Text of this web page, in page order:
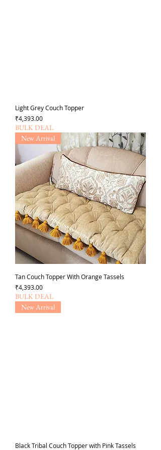
Light Grey Couch Topper
価格
₹4,393.00
BULK DEAL
New Arrival
Tan Couch Topper With Orange Tassels
価格
₹4,393.00
BULK DEAL
New Arrival
Black Tribal Couch Topper with Pink Tassels